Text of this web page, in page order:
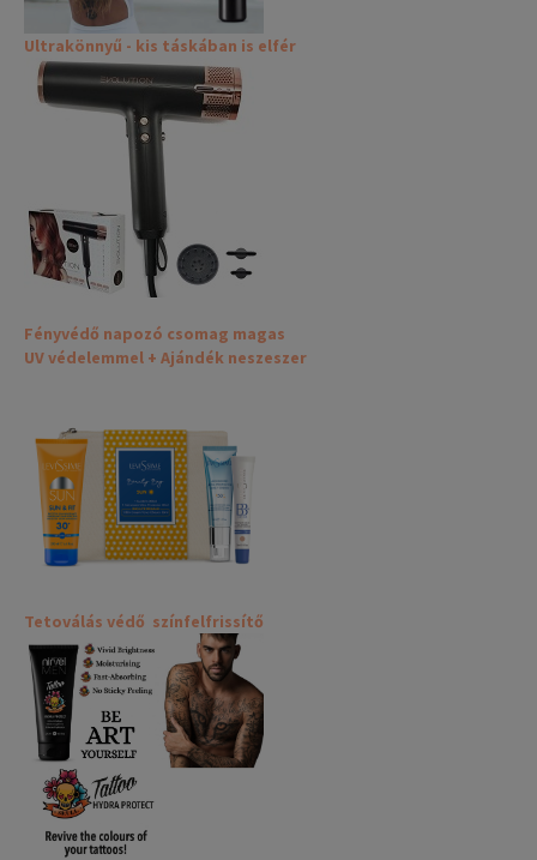
Ultrakönnyű - kis táskában is elfér
Fényvédő napozó csomag magas
UV védelemmel + Ajándék neszeszer
Tetoválás védő színfelfrissítő